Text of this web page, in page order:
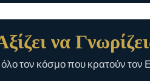
να
τον κόσμο που κρατούν τον